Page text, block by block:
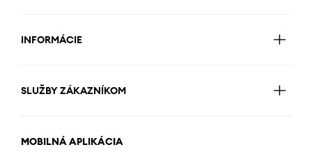
INFORMÁCIE
SLUŽBY ZÁKAZNÍKOM
MOBILNÁ APLIKÁCIA